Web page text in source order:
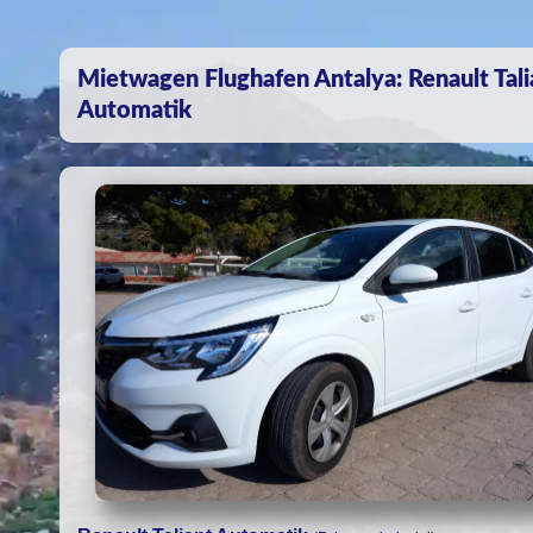
Mietwagen Flughafen Antalya: Renault
Automatik